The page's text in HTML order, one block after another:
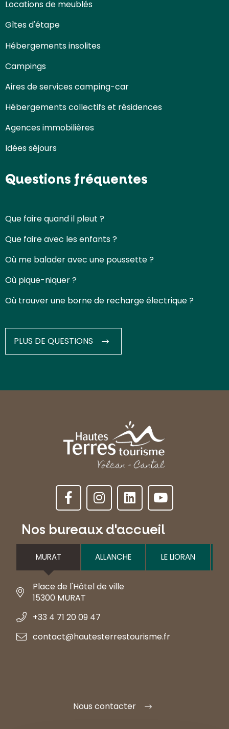
Locations de meublés
Gîtes d'étape
Hébergements insolites
Campings
Aires de services camping-car
Hébergements collectifs et résidences
Agences immobilières
Idées séjours
Questions fréquentes
Que faire quand il pleut ?
Que faire avec les enfants ?
Où me balader avec une poussette ?
Où pique-niquer ?
Où trouver une borne de recharge électrique ?
PLUS DE QUESTIONS
Nos bureaux d'accueil
MURAT ALLANCHE LE LIORAN
Place de l'Hôtel de ville
15300 MURAT
+33 4 71 20 09 47
contact@hautesterrestourisme.fr
Nous contacter